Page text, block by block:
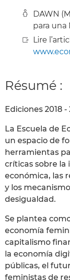
DAWN
para una
Lire
Résumé :
Ediciones 2018 -
La Escuela de
un espacio de
herramientas
críticas sobre
económica, las
y los
desigualdad.
Se plantea
economía
capitalismo
la economía
públicas, el
feministas de